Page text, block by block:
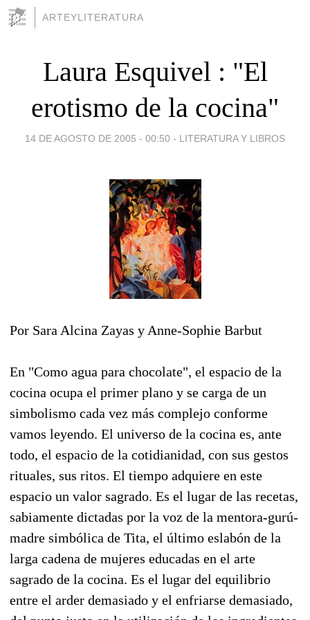
ARTEYLITERATURA
Laura Esquivel : "El
erotismo de la cocina"
14 DE AGOSTO DE 2005 - 00:50 - LITERATURA Y LIBROS
Por Sara Alcina Zayas y Anne-Sophie Barbut
En "Como agua para chocolate", el espacio de la
cocina ocupa el primer plano y se carga de un
simbolismo cada vez más complejo conforme
vamos leyendo. El universo de la cocina es, ante
todo, el espacio de la cotidianidad, con sus gestos
rituales, sus ritos. El tiempo adquiere en este
espacio un valor sagrado. Es el lugar de las recetas,
sabiamente dictadas por la voz de la mentora-gurú-
madre simbólica de Tita, el último eslabón de la
larga cadena de mujeres educadas en el arte
sagrado de la cocina. Es el lugar del equilibrio
entre el arder demasiado y el enfriarse demasiado,